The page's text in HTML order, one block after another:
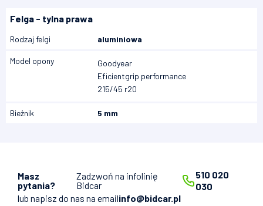
Felga - tylna prawa
Rodzaj felgi aluminiowa
Model opony
Goodyear
Eficientgrip performance
215/45 r20
Bieżnik 5 mm
Masz
pytania?
Zadzwoń na infolinię
Bidcar
510 020
030
lub napisz do nas na emailinfo@bidcar.pl